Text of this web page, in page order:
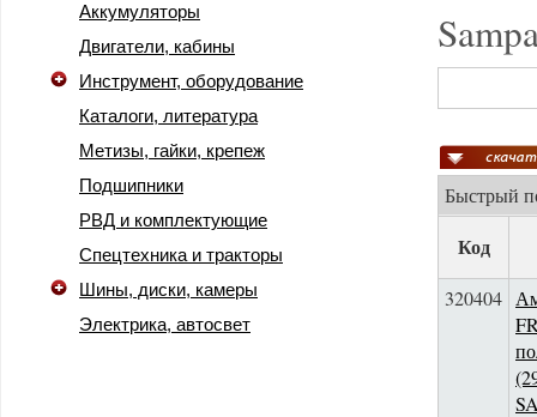
Аккумуляторы
Двигатели, кабины
Инструмент, оборудование
Каталоги, литература
Метизы, гайки, крепеж
Подшипники
РВД и комплектующие
Спецтехника и тракторы
Шины, диски, камеры
Электрика, автосвет
Быстрый
Код
320404